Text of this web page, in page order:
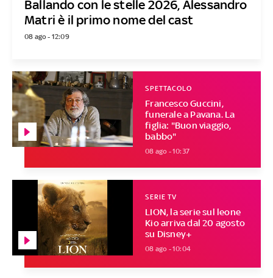
Ballando con le stelle 2026, Alessandro
Matri è il primo nome del cast
08 ago - 12:09
Francesco Guccini,
funerale a Pavana. La
figlia: "Buon viaggio,
babbo"
SPETTACOLO
08 ago - 10:37
LION, la serie sul leone
Kio arriva dal 20 agosto
su Disney+
SERIE TV
08 ago - 10:04